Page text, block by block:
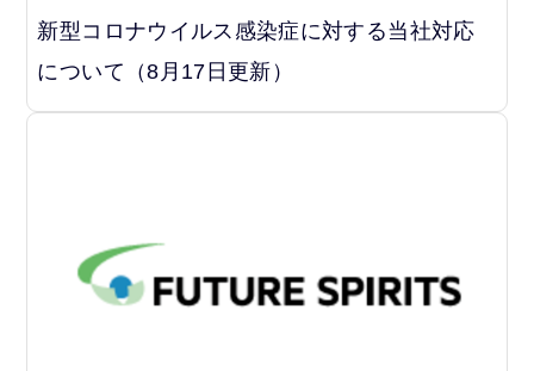
新型コロナウイルス感染症に対する当社対応
について（8月17日更新）